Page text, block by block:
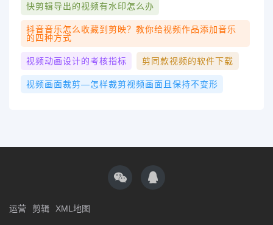
快剪辑导出的视频有水印怎么办
抖音音乐怎么收藏到剪映？教你给视频作品添加音乐
的四种方式
视频动画设计的考核指标 剪同款视频的软件下载
视频画面裁剪—怎样裁剪视频画面且保持不变形
运营 剪辑 XML地图